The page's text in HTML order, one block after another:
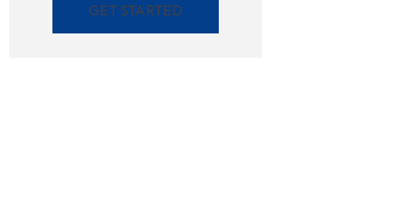
GET STARTED